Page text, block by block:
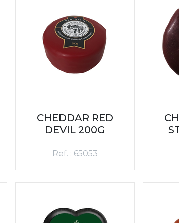
CHEDDAR RED
DEVIL 200G
Ref. : 65053